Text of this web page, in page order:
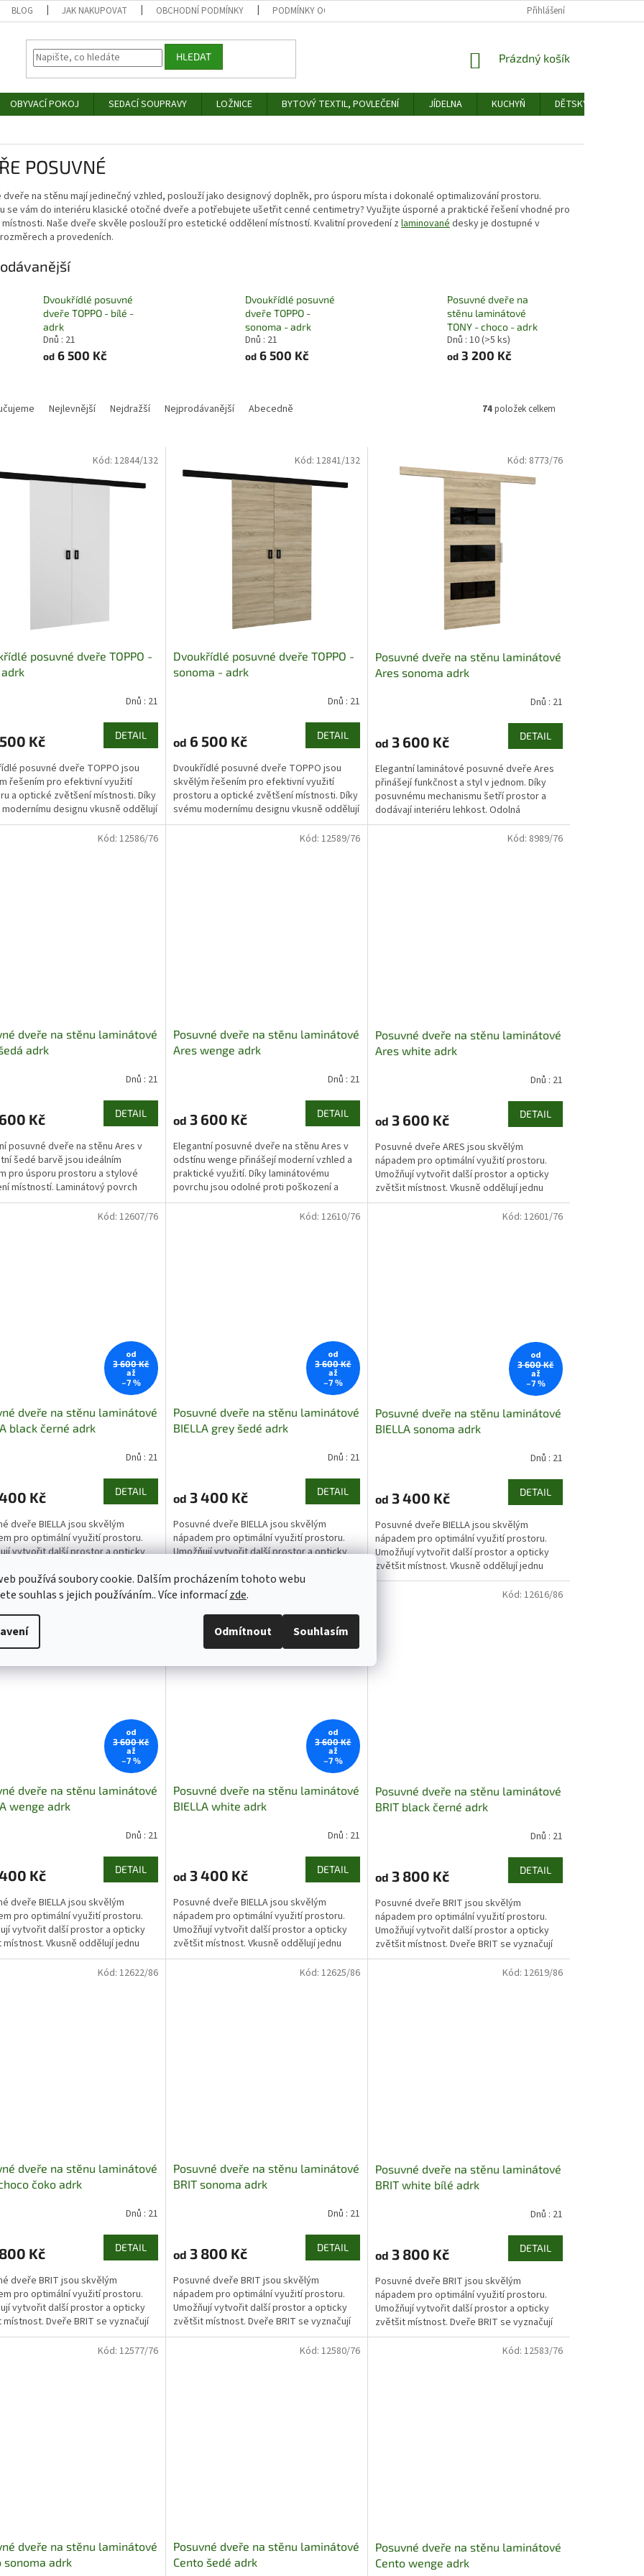
používá soubory cookie. Dalším procházením tohoto webu
souhlas s jejich používáním.. Více informacízde.
Odmítnout Souhlasím
BLOG JAK NAKUPOVAT OBCHODNÍ PODMÍNKY PODMÍNKY OCHRANY OSOBNÍCH ÚDAJŮ ODSTOUPENÍ OD SMLOUVY
Přihlášení
HLEDAT
NÁKUPNÍ
Prázdný košík
OBYVACÍ POKOJ SEDACÍ SOUPRAVY LOŽNICE BYTOVÝ TEXTIL, POVLEČENÍ JÍDELNA KUCHYŇ
DĚTSKÝ POKOJ
POSUVNÉ
dveře na stěnu mají jedinečný vzhled, poslouží jako designový doplněk, pro úsporu místa i dokonalé optimalizování prostoru.
se vám do interiéru klasické otočné dveře a potřebujete ušetřit cenné centimetry? Využijte úsporné a praktické řešení vhodné pro
Naše dveře skvěle poslouží pro estetické oddělení místností. Kvalitní provedení z laminované desky je dostupné v
a provedeních.
Dvoukřídlé posuvné
dveře TOPPO - bílé -
adrk
Dnů : 21
od 6 500 Kč
Dvoukřídlé posuvné
dveře TOPPO -
sonoma - adrk
Dnů : 21
od6 500 Kč
Posuvné dveře na
stěnu laminátové
TONY - choco - adrk
Dnů : 10(>5 ks)
od3 200 Kč
Nejlevnější Nejdražší Nejprodávanější Abecedně 74položek celkem
posuvné dveře TOPPO -
Dnů : 21
Kč DETAIL
posuvné dveře TOPPO jsou
řešením pro efektivní využití
a optické zvětšení místnosti. Díky
designu vkusně oddělují
prostory...
Kód: 12844/132
Dvoukřídlé posuvné dveře TOPPO -
sonoma - adrk
Dnů : 21
od 6 500 Kč DETAIL
Dvoukřídlé posuvné dveře TOPPO jsou
skvělým řešením pro efektivní využití
prostoru a optické zvětšení místnosti. Díky
svému modernímu designu vkusně oddělují
jednotlivé prostory...
Kód: 12841/132
Posuvné dveře na stěnu laminátové
Ares sonoma adrk
Dnů : 21
od 3 600 Kč DETAIL
Elegantní laminátové posuvné dveře Ares
přinášejí funkčnost a styl v jednom. Díky
posuvnému mechanismu šetří prostor a
dodávají interiéru lehkost. Odolná
konstrukce a nadčasový...
Kód: 8773/76
dveře na stěnu laminátové
adrk
Dnů : 21
Kč DETAIL
posuvné dveře na stěnu Ares v
šedé barvě jsou ideálním
pro úsporu prostoru a stylové
místností. Laminátový povrch
vysokou odolnost a...
Kód: 12586/76
Posuvné dveře na stěnu laminátové
Ares wenge adrk
Dnů : 21
od 3 600 Kč DETAIL
Elegantní posuvné dveře na stěnu Ares v
odstínu wenge přinášejí moderní vzhled a
praktické využití. Díky laminátovému
povrchu jsou odolné proti poškození a
snadno se udržují....
Kód: 12589/76
Posuvné dveře na stěnu laminátové
Ares white adrk
Dnů : 21
od 3 600 Kč DETAIL
Posuvné dveře ARES jsou skvělým
nápadem pro optimální využití prostoru.
Umožňují vytvořit další prostor a opticky
zvětšit místnost. Vkusně oddělují jednu
místnost od druhé...
Kód: 8989/76
od
3 600 Kč
až
–7 %
dveře na stěnu laminátové
black černé adrk
Dnů : 21
Kč DETAIL
dveře BIELLA jsou skvělým
pro optimální využití prostoru.
vytvořit další prostor a opticky
od druhé...
Kód: 12607/76
od
3 600 Kč
až
–7 %
Posuvné dveře na stěnu laminátové
BIELLA grey šedé adrk
Dnů : 21
od 3 400 Kč DETAIL
Posuvné dveře BIELLA jsou skvělým
nápadem pro optimální využití prostoru.
Umožňují vytvořit další prostor a opticky
místnost od druhé...
Kód: 12610/76
od
3 600 Kč
až
–7 %
Posuvné dveře na stěnu laminátové
BIELLA sonoma adrk
Dnů : 21
od 3 400 Kč DETAIL
Posuvné dveře BIELLA jsou skvělým
nápadem pro optimální využití prostoru.
Umožňují vytvořit další prostor a opticky
zvětšit místnost. Vkusně oddělují jednu
místnost od druhé...
Kód: 12601/76
od
3 600 Kč
až
–7 %
dveře na stěnu laminátové
wenge adrk
Dnů : 21
Kč DETAIL
dveře BIELLA jsou skvělým
pro optimální využití prostoru.
vytvořit další prostor a opticky
Vkusně oddělují jednu
od druhé...
Kód:12613/76
od
3 600 Kč
až
–7 %
Posuvné dveře na stěnu laminátové
BIELLA white adrk
Dnů : 21
od 3 400 Kč DETAIL
Posuvné dveře BIELLA jsou skvělým
nápadem pro optimální využití prostoru.
Umožňují vytvořit další prostor a opticky
zvětšit místnost. Vkusně oddělují jednu
místnost od druhé...
Posuvné dveře na stěnu laminátové
BRIT black černé adrk
Dnů : 21
od 3 800 Kč DETAIL
Posuvné dveře BRIT jsou skvělým
nápadem pro optimální využití prostoru.
Umožňují vytvořit další prostor a opticky
zvětšit místnost. Dveře BRIT se vyznačují
velkým zrcadlem...
Kód: 12616/86
dveře na stěnu laminátové
čoko adrk
Dnů : 21
Kč DETAIL
dveře BRIT jsou skvělým
pro optimální využití prostoru.
vytvořit další prostor a opticky
Dveře BRIT se vyznačují
zrcadlem...
Kód: 12622/86
Posuvné dveře na stěnu laminátové
BRIT sonoma adrk
Dnů : 21
od 3 800 Kč DETAIL
Posuvné dveře BRIT jsou skvělým
nápadem pro optimální využití prostoru.
Umožňují vytvořit další prostor a opticky
zvětšit místnost. Dveře BRIT se vyznačují
velkým zrcadlem...
Kód: 12625/86
Posuvné dveře na stěnu laminátové
BRIT white bílé adrk
Dnů : 21
od 3 800 Kč DETAIL
Posuvné dveře BRIT jsou skvělým
nápadem pro optimální využití prostoru.
Umožňují vytvořit další prostor a opticky
zvětšit místnost. Dveře BRIT se vyznačují
velkým zrcadlem...
Kód: 12619/86
dveře na stěnu laminátové
sonoma adrk
Kód: 12577/76
Posuvné dveře na stěnu laminátové
Cento šedé adrk
Kód: 12580/76
Posuvné dveře na stěnu laminátové
Cento wenge adrk
Kód: 12583/76